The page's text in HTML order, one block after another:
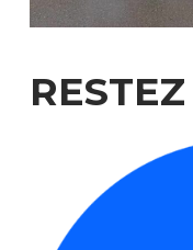
RESTEZ